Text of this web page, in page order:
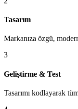
Tasarım
Markanıza özgü,
3
Geliştirme & Test
Tasarımı kodlayarak